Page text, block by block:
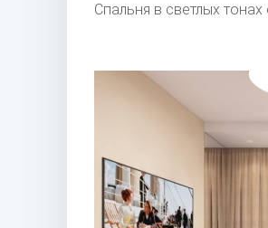
Спальня в светлых